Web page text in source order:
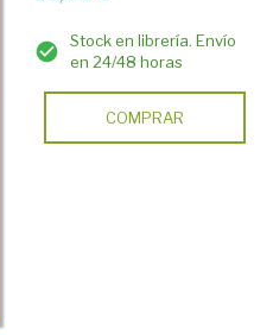
Stock en librería. Envío
en 24/48 horas
COMPRAR